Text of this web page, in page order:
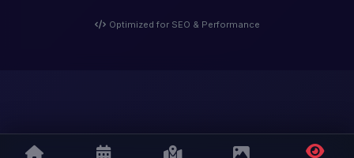
Optimized for SEO & Performance